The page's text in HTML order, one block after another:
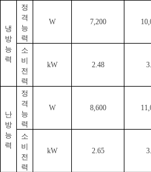
냉
방
능
력
정
격
능
력
W 7,200
소
비
전
력
kW 2.48
난
방
능
력
정
격
능
력
W 8,600
소
비
전
력
kW 2.65